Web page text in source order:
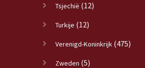
Tsjechië (12)
Turkije (12)
Verenigd-Koninkrijk (475)
Zweden (5)